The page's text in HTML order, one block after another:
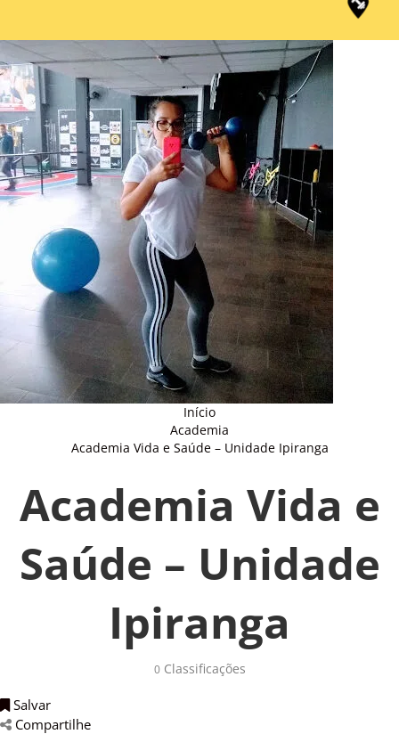
Início
Academia
Academia Vida e Saúde – Unidade Ipiranga
Academia Vida e
Saúde – Unidade
Ipiranga
0Classificações
Salvar
Compartilhe